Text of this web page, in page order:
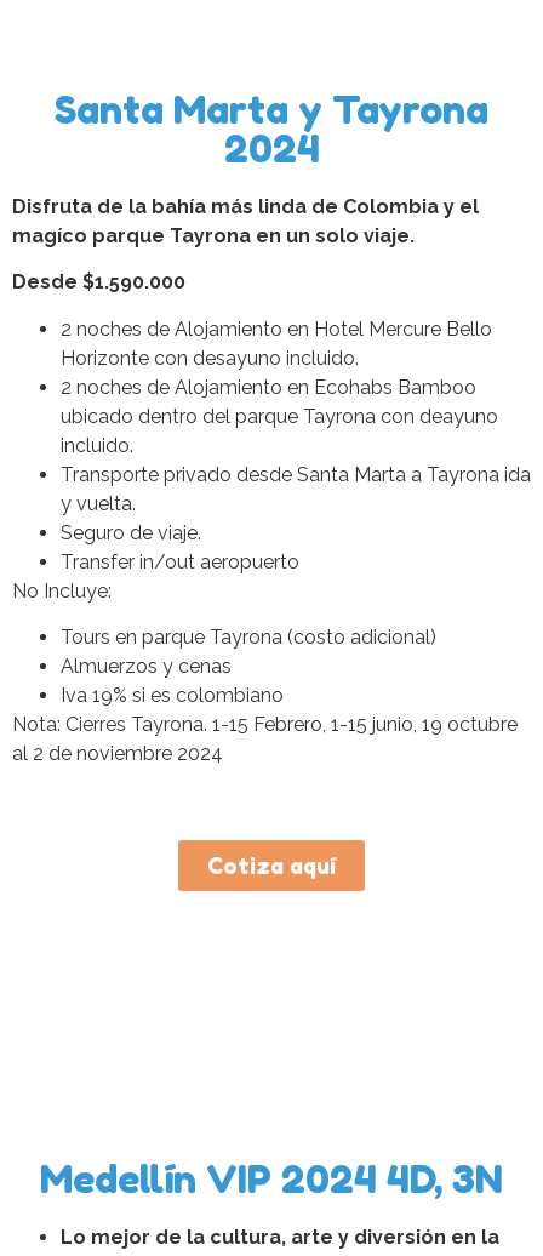
Santa Marta y Tayrona
2024
Disfruta de la bahía más linda de Colombia y el
magíco parque Tayrona en un solo viaje.
Desde $1.590.000
2 noches de Alojamiento en Hotel Mercure Bello
Horizonte con desayuno incluido.
2 noches de Alojamiento en Ecohabs Bamboo
ubicado dentro del parque Tayrona con deayuno
incluido.
Transporte privado desde Santa Marta a Tayrona ida
y vuelta.
Seguro de viaje.
Transfer in/out aeropuerto
No Incluye:
Tours en parque Tayrona (costo adicional)
Almuerzos y cenas
Iva 19% si es colombiano
Nota: Cierres Tayrona. 1-15 Febrero, 1-15 junio, 19 octubre
al 2 de noviembre 2024
Cotiza aquí
Medellín VIP 2024 4D, 3N
Lo mejor de la cultura, arte y diversión en la